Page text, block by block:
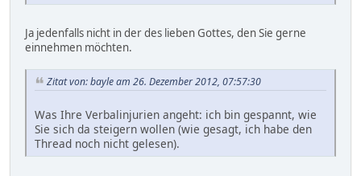
Ja jedenfalls nicht in der des lieben Gottes, den Sie gerne
einnehmen möchten.
Zitat von: bayle am 26. Dezember 2012, 07:57:30
Was Ihre Verbalinjurien angeht: ich bin gespannt, wie
Sie sich da steigern wollen (wie gesagt, ich habe den
Thread noch nicht gelesen).